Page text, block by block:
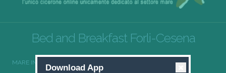
Bed and Breakfast Forli-Cesena
MARE IN ITALIA
Download App